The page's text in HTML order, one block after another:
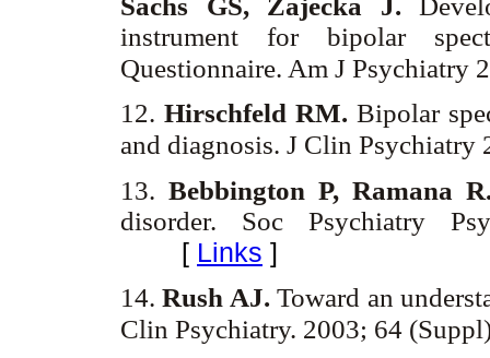
Sachs GS, Zajecka J.
instrument for bipolar
Questionnaire. Am J Psychiatry
12. Hirschfeld RM. Bipolar
and diagnosis. J Clin
13.Bebbington P, Ramana
disorder. Soc Psychiatry
[ Links ]
14.Rush AJ.Toward an
Clin Psychiatry. 2003; 64